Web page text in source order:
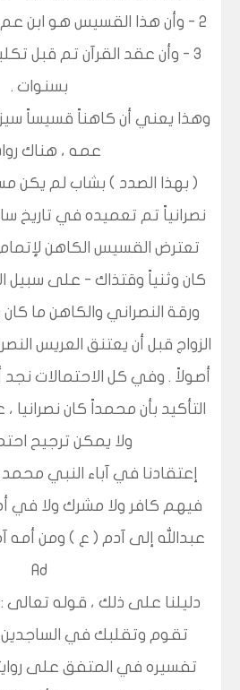
2 - وأن هذا القسيس هو ابن عم خديجة ( العروس ) .
3 - وأن عقد القرآن تم قبل
بسنوات .
وهذا يعني أن كاهناً قسيساً
عمه ، هناك
( بهذا الصدد ) بشاب لم يكن
نصرانياً تم تعميده في تاريخ
تعترض القسيس الكاهن لإتمام
كان وثنياً وقتذاك - على سبيل
ورقة النصراني والكاهن ما
الزواج قبل أن يعتنق العريس
أصولاً . وفي كل الاحتمالات
التأكيد بأن محمداً كان نصرانيا
ولا يمكن ترجيح
إعتقادنا في آباء النبي
فيهم كافر ولا مشرك ولا في
عبدالله إلى آدم ( ع ) ومن أمه
Ad
دليلنا على ذلك ، قوله تعالى
تقوم وتقلبك في
تفسيره في المتفق على